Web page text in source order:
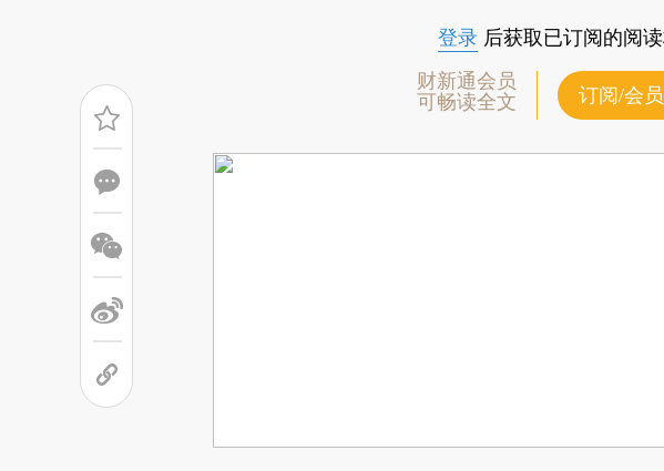
登录 后获取已订阅的阅
财新通会员
可畅读全文
订阅/会